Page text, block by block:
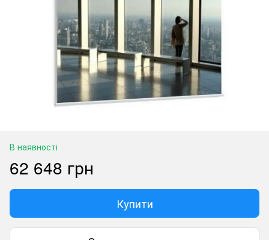
В наявності
62 648 грн
Купити